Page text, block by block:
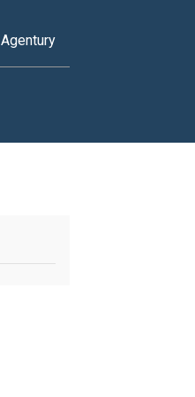
Agentury